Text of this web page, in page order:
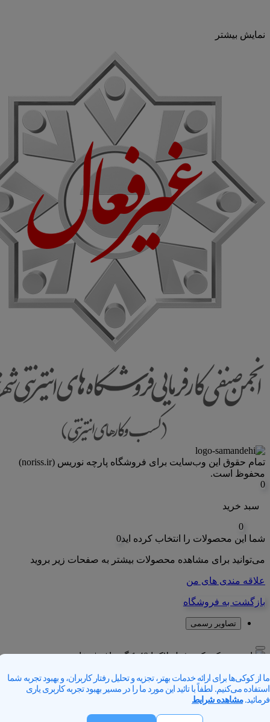
نمایش بیشتر
تمام حقوق اين وب‌سايت برای فروشگاه پارچه نوریس (noriss.ir)
محفوظ است.
ما از کوکی‌ها برای ارائه خدمات بهتر، تجزیه و تحلیل رفتار کاربران، و بهبود تجربه شما
استفاده می‌کنیم. لطفاً با تائید این مورد ما را در مسیر بهبود تجربه کاربری یاری
فرمائید.مشاهده شرایط
0
سبد خرید
0
شما این محصولات را انتخاب کرده اید0
می‌توانید برای مشاهده محصولات بیشتر به صفحات زیر بروید
علاقه مندی های من
بازگشت به فروشگاه
تصاویر رسمی